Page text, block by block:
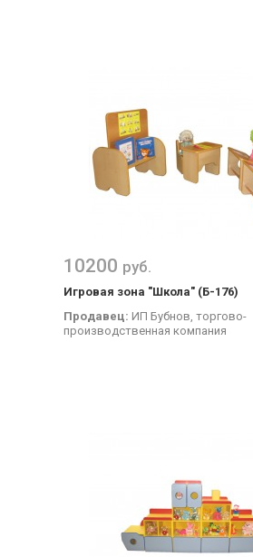
10200 руб.
Игровая зона "Школа" (Б-176)
Продавец: ИП Бубнов, торгово-
производственная компания